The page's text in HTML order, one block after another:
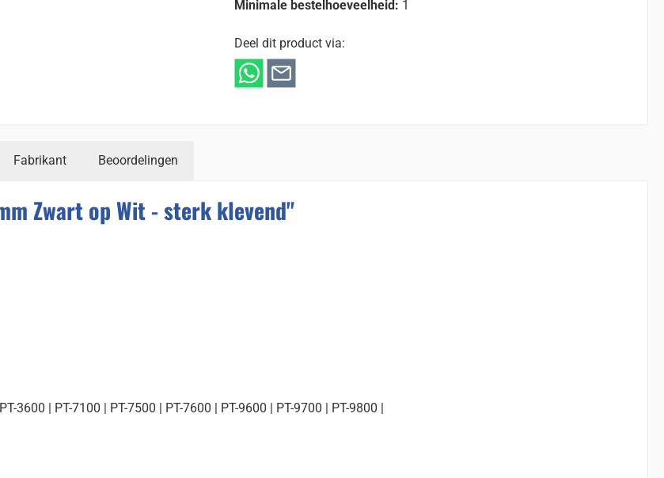
Minimale bestelhoeveelheid: 1
Deel dit product via:
Fabrikant Beoordelingen
Zwart op Wit - sterk klevend"
3600 | PT-7100 | PT-7500 | PT-7600 | PT-9600 | PT-9700 | PT-9800 |